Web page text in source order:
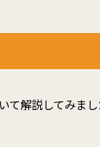
て解説してみま